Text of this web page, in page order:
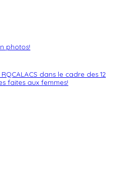
photos!
dans le cadre des 12
faites aux femmes!